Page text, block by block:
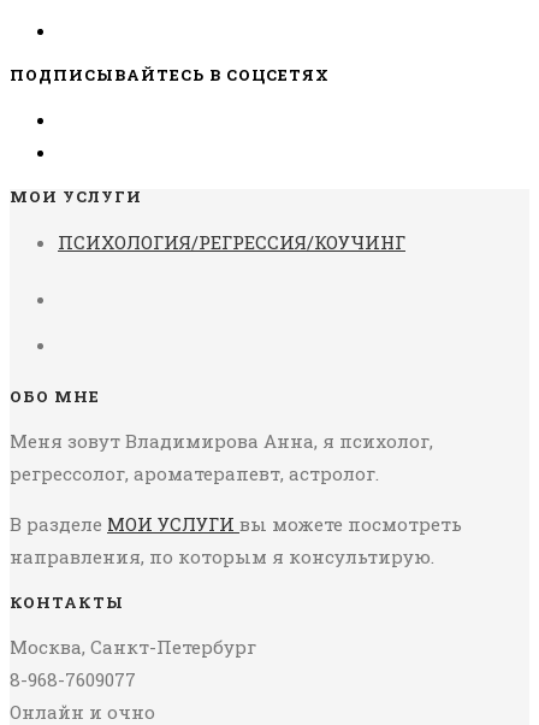
ПОДПИСЫВАЙТЕСЬ В СОЦСЕТЯХ
МОИ УСЛУГИ
ПСИХОЛОГИЯ/РЕГРЕССИЯ/КОУЧИНГ
ОБО МНЕ
Меня зовут Владимирова Анна, я психолог,
регрессолог, ароматерапевт, астролог.
В разделе МОИ УСЛУГИ вы можете посмотреть
направления, по которым я консультирую.
КОНТАКТЫ
Москва, Санкт-Петербург
8-968-7609077
Онлайн и очно